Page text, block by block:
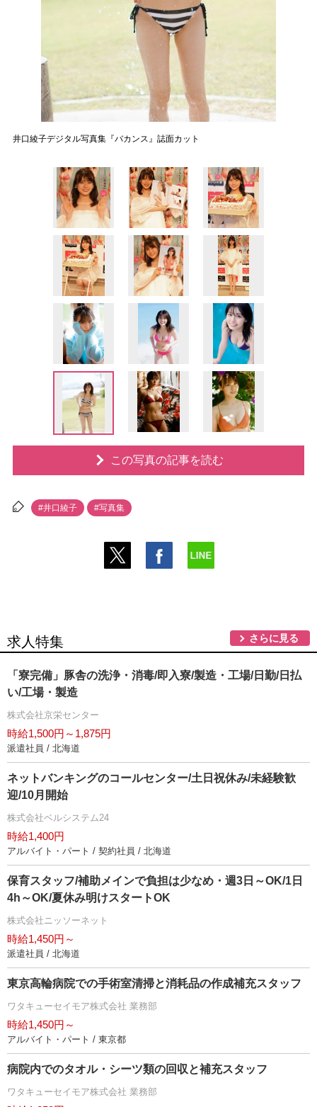
井口綾子デジタル写真集『バカンス』誌面カット
この写真の記事を読む
#井口綾子 #写真集
求人特集 さらに見る
「寮完備」豚舎の洗浄・消毒/即入寮/製造・工場/日勤/日払
い/工場・製造
株式会社京栄センター
時給1,500円～1,875円
派遣社員 / 北海道
ネットバンキングのコールセンター/土日祝休み/未経験歓
迎/10月開始
株式会社ベルシステム24
時給1,400円
アルバイト・パート / 契約社員 / 北海道
保育スタッフ/補助メインで負担は少なめ・週3日～OK/1日
4h～OK/夏休み明けスタートOK
株式会社ニッソーネット
時給1,450円～
派遣社員 / 北海道
東京高輪病院での手術室清掃と消耗品の作成補充スタッフ
ワタキューセイモア株式会社 業務部
時給1,450円～
アルバイト・パート / 東京都
病院内でのタオル・シーツ類の回収と補充スタッフ
ワタキューセイモア株式会社 業務部